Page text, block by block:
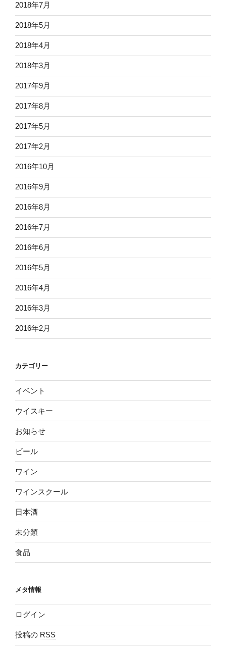
2018年7月
2018年5月
2018年4月
2018年3月
2017年9月
2017年8月
2017年5月
2017年2月
2016年10月
2016年9月
2016年8月
2016年7月
2016年6月
2016年5月
2016年4月
2016年3月
2016年2月
カテゴリー
イベント
ウイスキー
お知らせ
ビール
ワイン
ワインスクール
日本酒
未分類
食品
メタ情報
ログイン
投稿の RSS